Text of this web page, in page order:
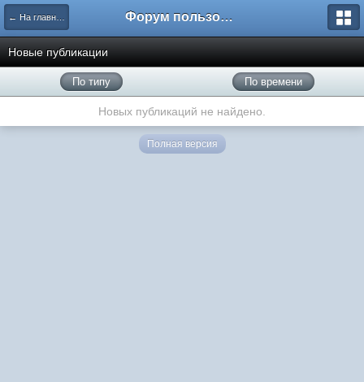
← На главную Форум пользователей ООО "Климовская сеть"
Новые публикации
По типу По времени
Новых публикаций не найдено.
Полная версия